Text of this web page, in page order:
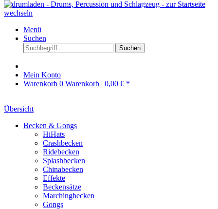
Menü
Suchen
Suchen
Mein Konto
Warenkorb 0 Warenkorb | 0,00 € *
Übersicht
Becken & Gongs
HiHats
Crashbecken
Ridebecken
Splashbecken
Chinabecken
Effekte
Beckensätze
Marchingbecken
Gongs